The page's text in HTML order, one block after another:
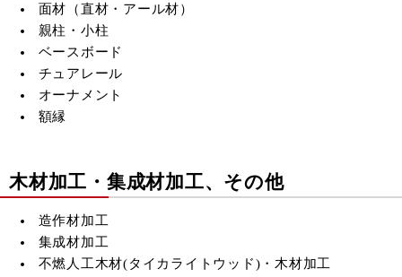
面材（直材・アール材）
親柱・小柱
ベースボード
チュアレール
オーナメント
額縁
木材加工・集成材加工、その他
造作材加工
集成材加工
不燃人工木材(タイカライトウッド)・木材加工